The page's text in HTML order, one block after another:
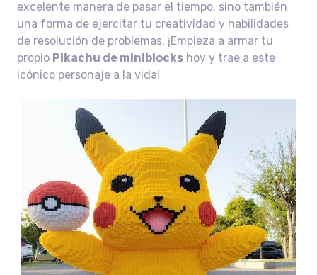
excelente manera de pasar el tiempo, sino también
una forma de ejercitar tu creatividad y habilidades
de resolución de problemas. ¡Empieza a armar tu
propio Pikachu de miniblocks hoy y trae a este
icónico personaje a la vida!